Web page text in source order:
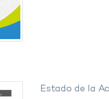
Estado de la